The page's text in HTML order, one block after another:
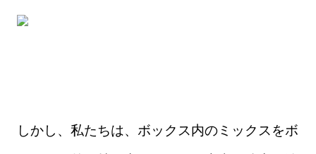
しかし、私たちは、ボックス内のミックスをボ